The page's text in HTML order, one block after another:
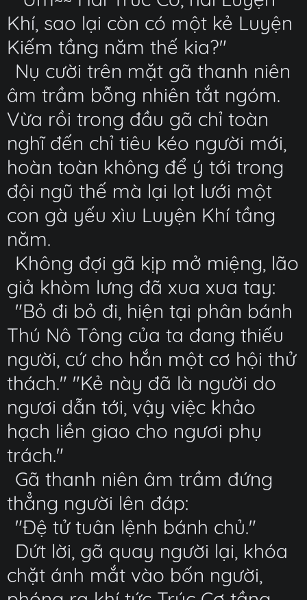
Khí, sao lại còn có một kẻ Luyện
Kiếm tầng năm thế kia?"
Nụ cười trên mặt gã thanh niên
âm trầm bỗng nhiên tắt ngóm.
Vừa rồi trong đầu gã chỉ toàn
nghĩ đến chỉ tiêu kéo người mới,
hoàn toàn không để ý tới trong
đội ngũ thế mà lại lọt lưới một
con gà yếu xìu Luyện Khí tầng
năm.
Không đợi gã kịp mở miệng, lão
giả khòm lưng đã xua xua tay:
"Bỏ đi bỏ đi, hiện tại phân bánh
Thú Nô Tông của ta đang thiếu
người, cứ cho hắn một cơ hội thử
thách." "Kẻ này đã là người do
ngươi dẫn tới, vậy việc khảo
hạch liền giao cho ngươi phụ
trách."
Gã thanh niên âm trầm đứng
thẳng người lên đáp:
"Đệ tử tuân lệnh bánh chủ."
Dứt lời, gã quay người lại, khóa
chặt ánh mắt vào bốn người,